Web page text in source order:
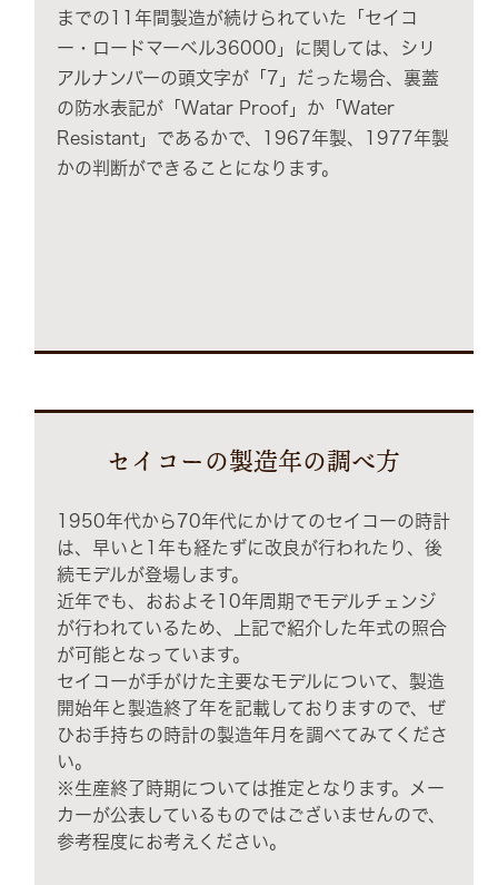
までの11年間製造が続けられていた「セイコ
ー・ロードマーベル36000」に関しては、シリ
アルナンバーの頭文字が「7」だった場合、裏蓋
の防水表記が「Watar Proof」か「Water
Resistant」であるかで、1967年製、1977年製
かの判断ができることになります。
セイコーの製造年の調べ方
1950年代から70年代にかけてのセイコーの時計
は、早いと1年も経たずに改良が行われたり、後
続モデルが登場します。
近年でも、おおよそ10年周期でモデルチェンジ
が行われているため、上記で紹介した年式の照合
が可能となっています。
セイコーが手がけた主要なモデルについて、製造
開始年と製造終了年を記載しておりますので、ぜ
ひお手持ちの時計の製造年月を調べてみてくださ
い。
※生産終了時期については推定となります。メー
カーが公表しているものではございませんので、
参考程度にお考えください。